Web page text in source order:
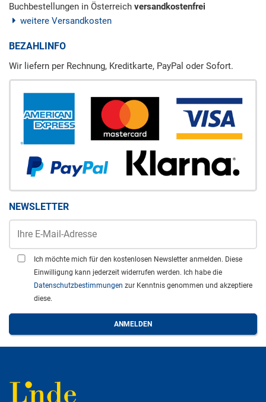
Buchbestellungen in Österreich versandkostenfrei
weitere Versandkosten
BEZAHLINFO
Wir liefern per Rechnung, Kreditkarte, PayPal oder Sofort.
NEWSLETTER
Ich möchte mich für den kostenlosen Newsletter anmelden. Diese
Einwilligung kann jederzeit widerrufen werden. Ich habe die
Datenschutzbestimmungen zur Kenntnis genommen und akzeptiere
diese.